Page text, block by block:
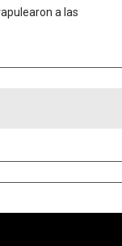
a las